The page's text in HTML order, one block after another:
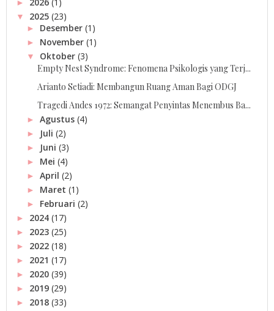
►
▼ 2025 (23)
► Desember (1)
► November (1)
▼ Oktober (3)
Empty Nest Syndrome: Fenomena Psikologis yang Terj...
Arianto Setiadi: Membangun Ruang Aman Bagi ODGJ
Tragedi Andes 1972: Semangat Penyintas Menembus Ba...
► Agustus (4)
► Juli (2)
► Juni (3)
► Mei (4)
► April (2)
► Maret (1)
► Februari (2)
► 2024 (17)
► 2023 (25)
► 2022 (18)
► 2021 (17)
► 2020 (39)
► 2019 (29)
► 2018 (33)